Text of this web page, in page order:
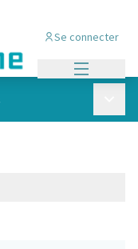
Se connecter